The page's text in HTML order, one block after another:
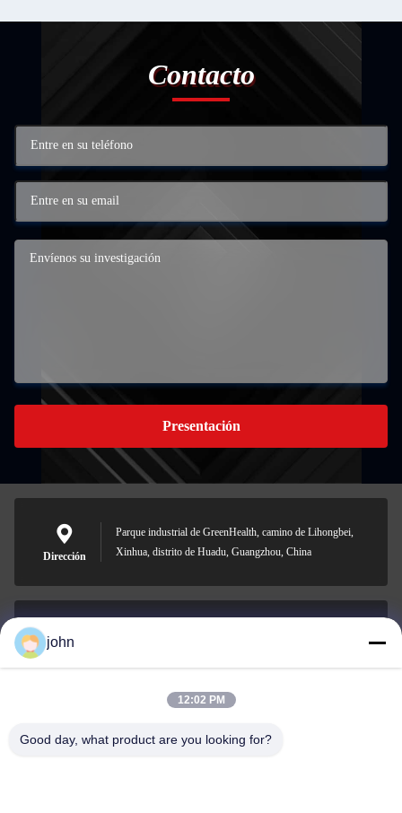
Contacto
Presentación
Dirección
Parque industrial de GreenHealth, camino de Lihongbei,
Xinhua, distrito de Huadu, Guangzhou, China
0086-153-7406-6785
john
12:02 PM
Good day, what product are you looking for?